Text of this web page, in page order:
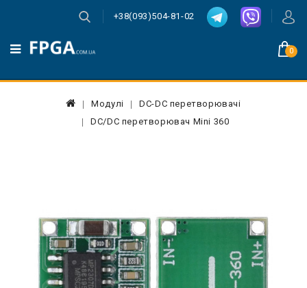
+38(093)504-81-02
0
Модулі
DC-DC перетворювачі
DC/DC перетворювач Mini 360